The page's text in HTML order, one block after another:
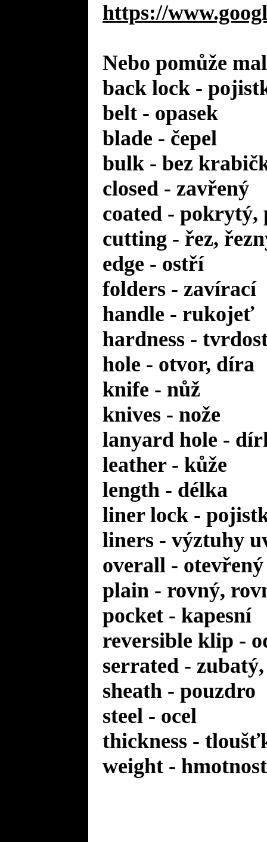
https://
Nebo pomůže
back lock -
belt - opasek
blade - čepel
bulk - bez
closed - zavřený
coated - pokrytý,
cutting - řez,
edge - ostří
folders - zavírací
handle - rukojeť
hardness -
hole - otvor, díra
knife - nůž
knives - nože
lanyard hole -
leather - kůže
length - délka
liner lock -
liners - výztuhy
overall - otevřený
plain - rovný,
pocket - kapesní
reversible klip -
serrated -
sheath - pouzdro
steel - ocel
thickness -
weight - hmotnost